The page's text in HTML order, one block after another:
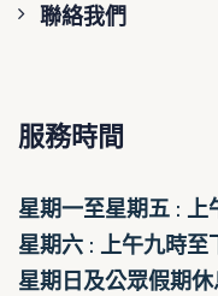
聯絡我們
服務時間
星期一至星期五 :
星期六 : 上午九時至
星期日及公眾假期